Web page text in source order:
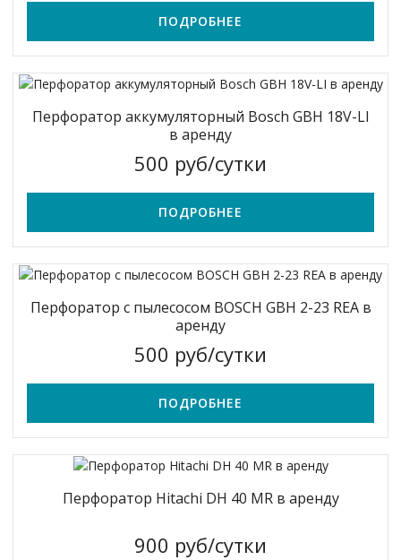
ПОДРОБНЕЕ
Перфоратор аккумуляторный Bosch GBH 18V-LI
в аренду
500 руб/сутки
ПОДРОБНЕЕ
Перфоратор c пылесосом BOSCH GBH 2-23 REA в
аренду
500 руб/сутки
ПОДРОБНЕЕ
Перфоратор Hitachi DH 40 MR в аренду
900 руб/сутки